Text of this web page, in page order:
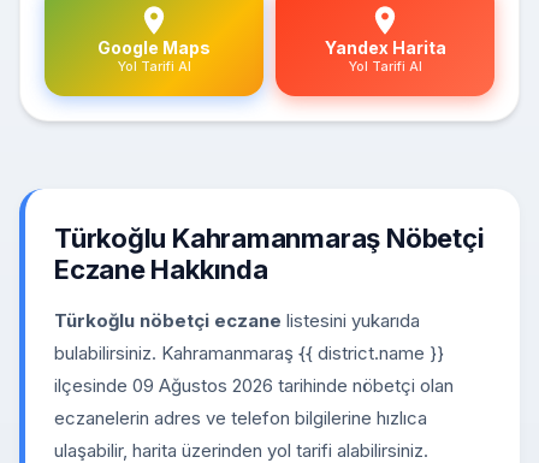
Google Maps
Yol Tarifi Al
Yandex Harita
Yol Tarifi Al
Türkoğlu Kahramanmaraş Nöbetçi
Eczane Hakkında
Türkoğlu nöbetçi eczane listesini yukarıda
bulabilirsiniz. Kahramanmaraş {{ district.name }}
ilçesinde 09 Ağustos 2026 tarihinde nöbetçi olan
eczanelerin adres ve telefon bilgilerine hızlıca
ulaşabilir, harita üzerinden yol tarifi alabilirsiniz.